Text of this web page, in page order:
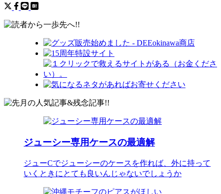
ジューシー専用ケースの最適解
ジューCでジューシーのケースを作れば、外に持って
いくときにとても良いんじゃないでしょうか